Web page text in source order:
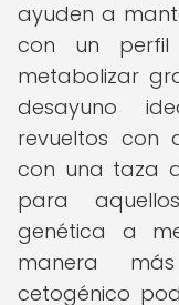
ayuden a
con un perfil
metabolizar
desayuno
revueltos con
con una taza
para
genética a
manera
cetogénico